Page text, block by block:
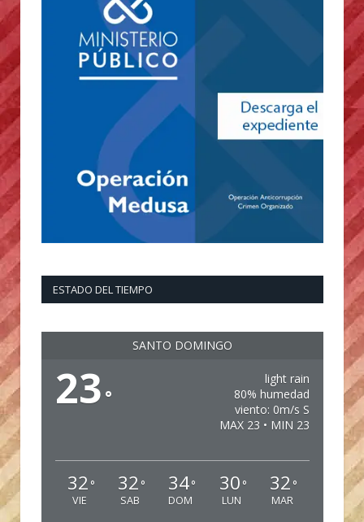
ESTADO DEL TIEMPO
SANTO DOMINGO
23 °
light rain
80% humedad
viento: 0m/s S
MAX 23 • MIN 23
32 °
VIE
32 °
SAB
34°
DOM
30 °
LUN
32 °
MAR